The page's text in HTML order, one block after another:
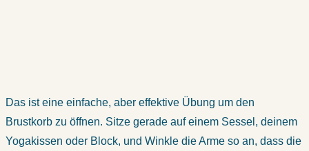
Das ist eine einfache, aber effektive Übung um den
Brustkorb zu öffnen. Sitze gerade auf einem Sessel, deinem
Yogakissen oder Block, und Winkle die Arme so an, dass die